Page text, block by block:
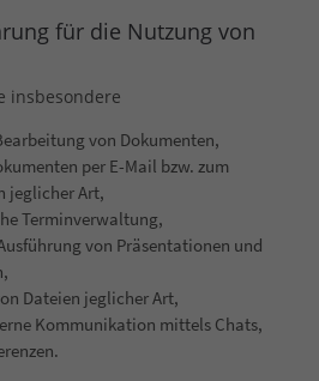
für die Nutzung von
insbesondere
von Dokumenten,
per E-Mail bzw. zum
jeglicher Art,
Terminverwaltung,
von Präsentationen und
Dateien jeglicher Art,
Kommunikation mittels Chats,